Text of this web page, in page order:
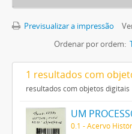
Previsualizar a impressão
Ordenar por ordem:
1 resultados com
resultados com objetos digitais
0.1 - Acervo